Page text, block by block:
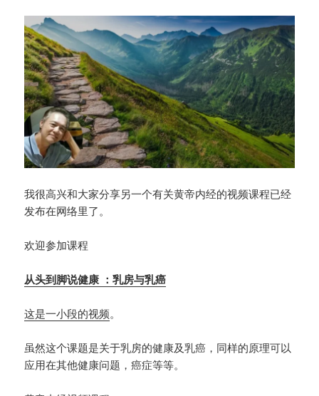
我很高兴和大家分享另一个有关黄帝内经的视频课程已经
发布在网络里了。
欢迎参加课程
从头到脚说健康 ：乳房与乳癌
这是一小段的视频。
虽然这个课题是关于乳房的健康及乳癌，同样的原理可以
应用在其他健康问题，癌症等等。